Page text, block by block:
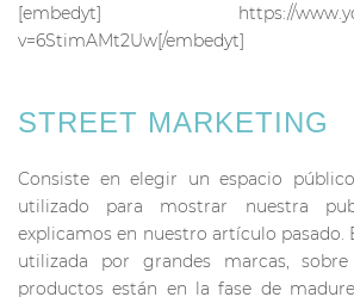
[embedyt] https://
v=6StimAMt2Uw[/embedyt]
STREET MARKETING
Consiste en elegir un espacio
utilizado para mostrar nuestra
explicamos en nuestro artículo pasado.
utilizada por grandes marcas,
productos están en la fase de